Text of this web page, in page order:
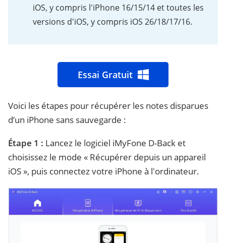
iOS, y compris l'iPhone 16/15/14 et toutes les
versions d'iOS, y compris iOS 26/18/17/16.
Essai Gratuit
Voici les étapes pour récupérer les notes disparues
d’un iPhone sans sauvegarde :
Étape 1 : Lancez le logiciel iMyFone D-Back et
choisissez le mode « Récupérer depuis un appareil
iOS », puis connectez votre iPhone à l'ordinateur.